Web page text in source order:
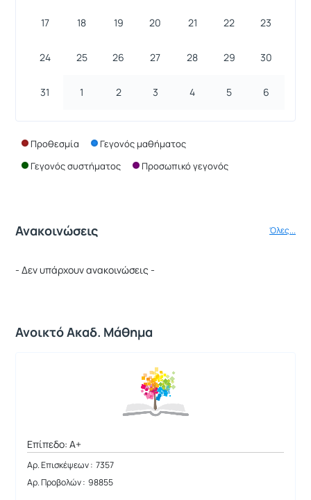
17 18 19 20 21 22 23
24 25 26 27 28 29 30
31 1 2 3 4 5 6
Προθεσμία
Γεγονός μαθήματος
Γεγονός συστήματος
Προσωπικό γεγονός
Ανακοινώσεις Όλες...
- Δεν υπάρχουν ανακοινώσεις -
Ανοικτό Ακαδ. Μάθημα
Επίπεδο: A+
Αρ. Επισκέψεων : 7357
Αρ. Προβολών : 98855